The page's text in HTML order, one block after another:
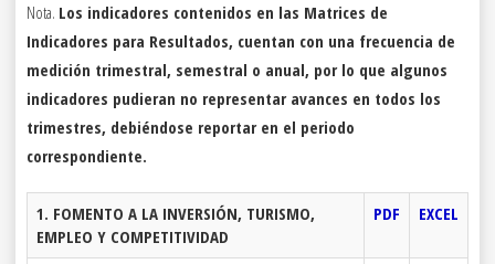
Nota. Los indicadores contenidos en las Matrices de
Indicadores para Resultados, cuentan con una frecuencia de
medición trimestral, semestral o anual, por lo que algunos
indicadores pudieran no representar avances en todos los
trimestres, debiéndose reportar en el periodo
correspondiente.
1. FOMENTO A LA INVERSIÓN, TURISMO,
EMPLEO Y COMPETITIVIDAD
PDF EXCEL